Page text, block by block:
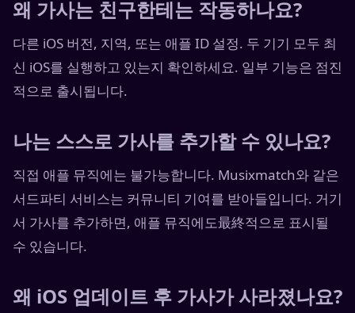
왜 가사는 친구한테는 작동하나요?
다른 iOS 버전, 지역, 또는 애플 ID 설정. 두 기기 모두 최
신 iOS를 실행하고 있는지 확인하세요. 일부 기능은 점진
적으로 출시됩니다.
나는 스스로 가사를 추가할 수 있나요?
직접 애플 뮤직에는 불가능합니다. Musixmatch와 같은
서드파티 서비스는 커뮤니티 기여를 받아들입니다. 거기
서 가사를 추가하면, 애플 뮤직에도最終적으로 표시될
수 있습니다.
왜 iOS 업데이트 후 가사가 사라졌나요?